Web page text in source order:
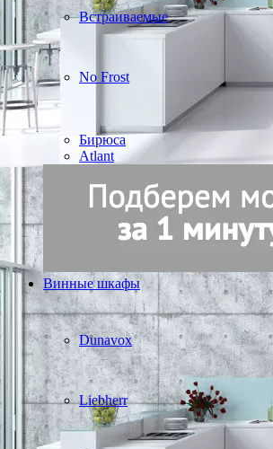
Встраиваемые
No Frost
Бирюса
Atlant
Винные шкафы
Dunavox
Liebherr